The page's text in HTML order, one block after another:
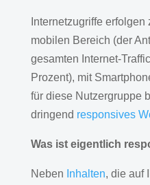
Internetzugriffe
mobilen Bereich (der
gesamten Internet-
Prozent), mit
für diese Nutzergruppe
dringend responsives
Was ist eigentlich
Neben Inhalten, die auf